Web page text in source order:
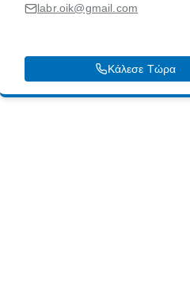
labr.oik@gmail.com
Κάλεσε Τώρα